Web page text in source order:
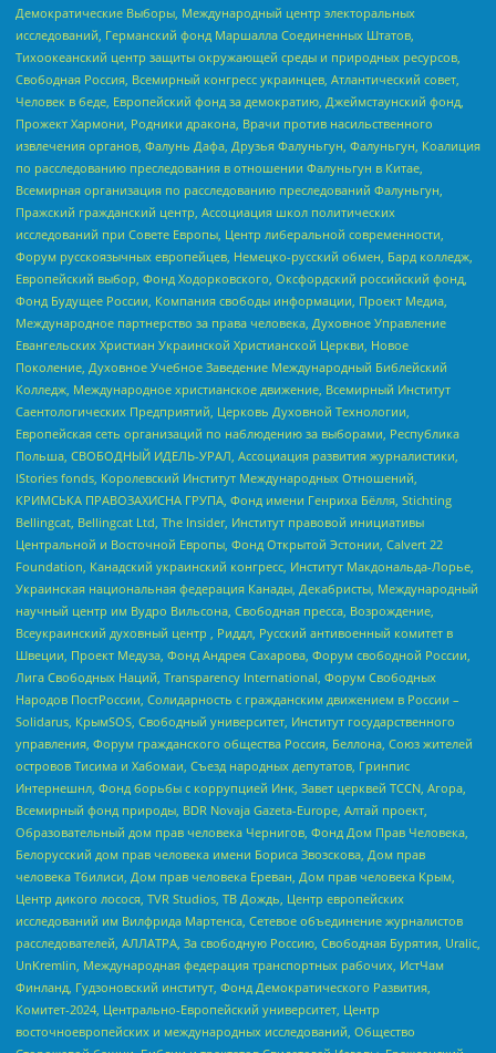
Демократические Выборы, Международный центр электоральных
исследований, Германский фонд Маршалла Соединенных Штатов,
Тихоокеанский центр защиты окружающей среды и природных ресурсов,
Свободная Россия, Всемирный конгресс украинцев, Атлантический совет,
Человек в беде, Европейский фонд за демократию, Джеймстаунский фонд,
Прожект Хармони, Родники дракона, Врачи против насильственного
извлечения органов, Фалунь Дафа, Друзья Фалуньгун, Фалуньгун, Коалиция
по расследованию преследования в отношении Фалуньгун в Китае,
Всемирная организация по расследованию преследований Фалуньгун,
Пражский гражданский центр, Ассоциация школ политических
исследований при Совете Европы, Центр либеральной современности,
Форум русскоязычных европейцев, Немецко-русский обмен, Бард колледж,
Европейский выбор, Фонд Ходорковского, Оксфордский российский фонд,
Фонд Будущее России, Компания свободы информации, Проект Медиа,
Международное партнерство за права человека, Духовное Управление
Евангельских Христиан Украинской Христианской Церкви, Новое
Поколение, Духовное Учебное Заведение Международный Библейский
Колледж, Международное христианское движение, Всемирный Институт
Саентологических Предприятий, Церковь Духовной Технологии,
Европейская сеть организаций по наблюдению за выборами, Республика
Польша, СВОБОДНЫЙ ИДЕЛЬ-УРАЛ, Ассоциация развития журналистики,
IStories fonds, Королевский Институт Международных Отношений,
КРИМСЬКА ПРАВОЗАХИСНА ГРУПА, Фонд имени Генриха Бёлля, Stichting
Bellingcat, Bellingcat Ltd, The Insider, Институт правовой инициативы
Центральной и Восточной Европы, Фонд Открытой Эстонии, Calvert 22
Foundation, Канадский украинский конгресс, Институт Макдональда-Лорье,
Украинская национальная федерация Канады, Декабристы, Международный
научный центр им Вудро Вильсона, Свободная пресса, Возрождение,
Всеукраинский духовный центр , Риддл, Русский антивоенный комитет в
Швеции, Проект Медуза, Фонд Андрея Сахарова, Форум свободной России,
Лига Свободных Наций, Transparеncy International, Форум Свободных
Народов ПостРоссии, Солидарность с гражданским движением в России –
Solidarus, КрымSOS, Свободный университет, Институт государственного
управления, Форум гражданского общества Россия, Беллона, Союз жителей
островов Тисима и Хабомаи, Съезд народных депутатов, Гринпис
Интернешнл, Фонд борьбы с коррупцией Инк, Завет церквей TCCN, Агора,
Всемирный фонд природы, BDR Novaja Gazeta-Europe, Алтай проект,
Образовательный дом прав человека Чернигов, Фонд Дом Прав Человека,
Белорусский дом прав человека имени Бориса Звозскова, Дом прав
человека Тбилиси, Дом прав человека Ереван, Дом прав человека Крым,
Центр дикого лосося, TVR Studios, ТВ Дождь, Центр европейских
исследований им Вилфрида Мартенса, Сетевое объединение журналистов
расследователей, АЛЛАТРА, За свободную Россию, Свободная Бурятия, Uralic,
UnKremlin, Международная федерация транспортных рабочих, ИстЧам
Финланд, Гудзоновский институт, Фонд Демократического Развития,
Комитет-2024, Центрально-Европейский университет, Центр
восточноевропейских и международных исследований, Общество